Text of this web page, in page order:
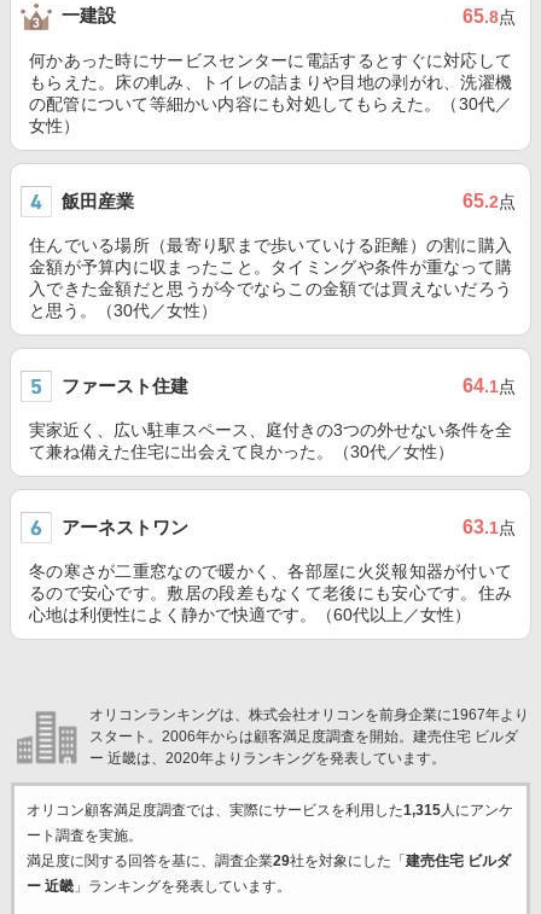
一建設 65.8点
何かあった時にサービスセンターに電話するとすぐに対応して
もらえた。床の軋み、トイレの詰まりや目地の剥がれ、洗濯機
の配管について等細かい内容にも対処してもらえた。（30代／
女性）
飯田産業 65.2点
住んでいる場所（最寄り駅まで歩いていける距離）の割に購入
金額が予算内に収まったこと。タイミングや条件が重なって購
入できた金額だと思うが今でならこの金額では買えないだろう
と思う。（30代／女性）
ファースト住建 64.1点
実家近く、広い駐車スペース、庭付きの3つの外せない条件を全
て兼ね備えた住宅に出会えて良かった。（30代／女性）
アーネストワン 63.1点
冬の寒さが二重窓なので暖かく、各部屋に火災報知器が付いて
るので安心です。敷居の段差もなくて老後にも安心です。住み
心地は利便性によく静かで快適です。（60代以上／女性）
オリコンランキングは、株式会社オリコンを前身企業に1967年より
スタート。2006年からは顧客満足度調査を開始。建売住宅 ビルダ
ー 近畿は、2020年よりランキングを発表しています。
オリコン顧客満足度調査では、実際にサービスを利用した1,315人にアンケ
ート調査を実施。
満足度に関する回答を基に、調査企業29社を対象にした「 建売住宅 ビルダ
ー 近畿」ランキングを発表しています。